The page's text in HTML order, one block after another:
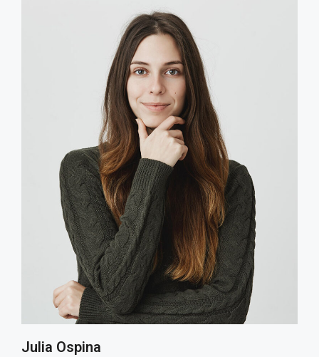
Julia Ospina